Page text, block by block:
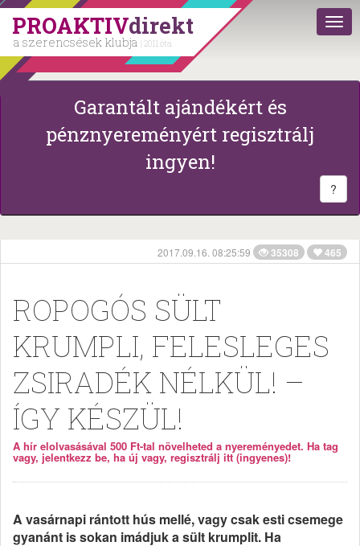
PROAKTIVdirekt
a szerencsések klubja | 2011 óta
Garantált ajándékért és
pénznyereményért regisztrálj
ingyen!
?
2017.09.16. 08:25:59 35308 465
ROPOGÓS SÜLT
KRUMPLI, FELESLEGES
ZSIRADÉK NÉLKÜL! –
ÍGY KÉSZÜL!
A hír elolvasásával 500 Ft-tal növelheted a nyereményedet. Ha tag
vagy, jelentkezz be, ha új vagy, regisztrálj itt (ingyenes)!
A vasárnapi rántott hús mellé, vagy csak esti csemege
gyanánt is sokan imádjuk a sült krumplit. Ha